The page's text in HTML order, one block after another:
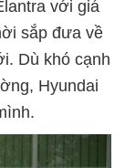
với giá
sắp đưa về
Dù khó cạnh
Hyundai